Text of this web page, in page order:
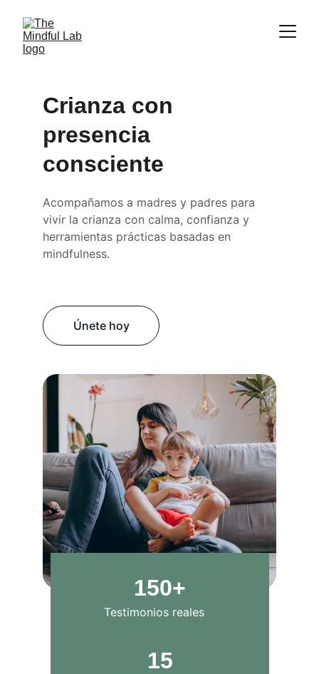
Crianza con
presencia
consciente
Acompañamos a madres y padres para
vivir la crianza con calma, confianza y
herramientas prácticas basadas en
mindfulness.
150+
15
Testimonios reales
Únete hoy